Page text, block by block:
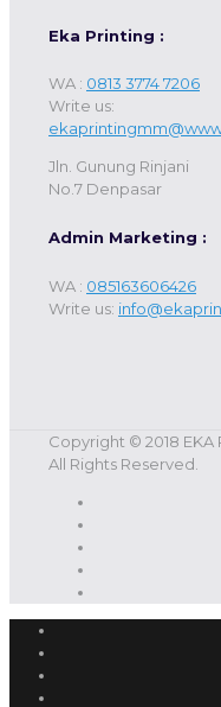
Eka Printing :
WA : 0813 3774 7206
Write us:
Jln. Gunung Rinjani
No.7 Denpasar
Admin Marketing :
WA : 085163606426
Write us:
Copyright © 2018 EKA
All Rights Reserved.